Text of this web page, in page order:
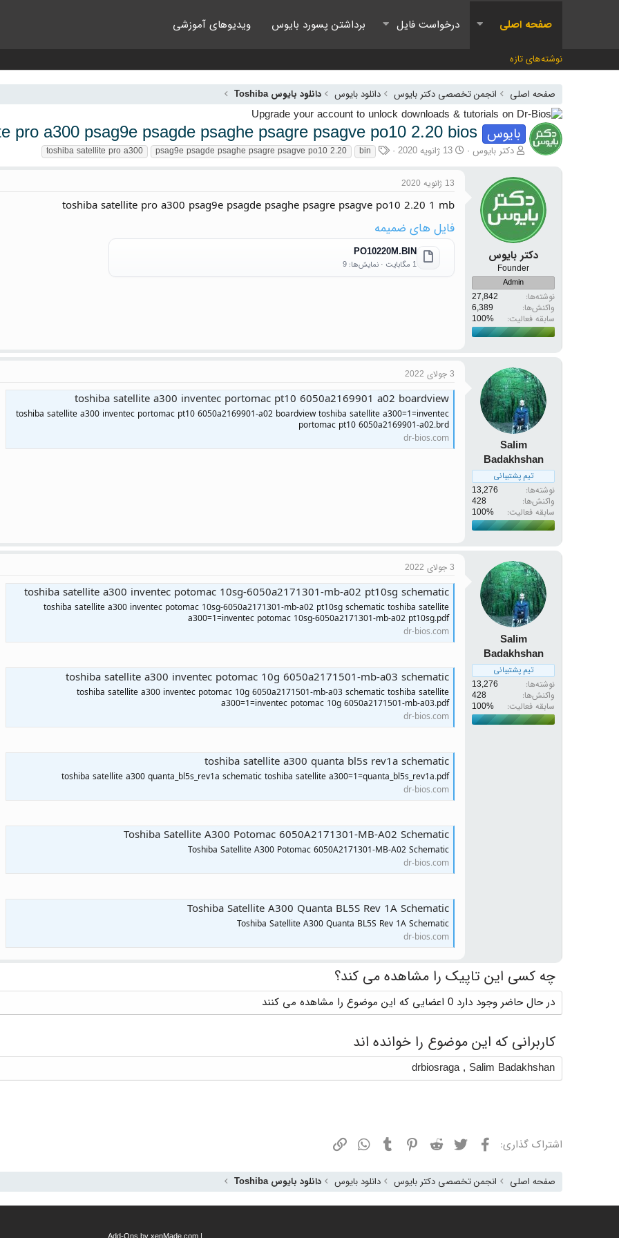
صفحه اصلی درخواست فایل برداشتن پسورد بایوس ویدیوهای آموزشی
نوشته‌های تازه
صفحه اصلی انجمن تخصصی دکتر بایوس دانلود بایوس دانلود بایوس Toshiba
بایوس pro a300 psag9e psagde psaghe psagre psagve po10 2.20 bios
آغازگر گفتمان
دکتر بایوس تاریخ شروع
13 ژانویه 2020 برچسب‌ها
bin
psag9e psagde psaghe psagre psagve po10 2.20
toshiba satellite pro a300
دکتر بایوس
Founder
Admin
نوشته‌ها
27,842
واکنش‌ها
6,389
سابقه فعالیت:
13 ژانویه 2020
toshiba satellite pro a300 psag9e psagde psaghe psagre psagve po10 2.20 1 mb
فایل های ضمیمه
PO10220M.BIN
1 مگابایت · نمایش‌ها: 9
Salim
Badakhshan
تیم پشتیبانی
نوشته‌ها
13,276
واکنش‌ها
428
سابقه فعالیت:
3 جولای 2022
toshiba satellite a300 inventec portomac pt10 6050a2169901 a02 boardview
toshiba satellite a300 inventec portomac pt10 6050a2169901-a02 boardview toshiba satellite a300=1=inventec
portomac pt10 6050a2169901-a02.brd
dr-bios.com
Salim
Badakhshan
تیم پشتیبانی
نوشته‌ها
13,276
واکنش‌ها
428
سابقه فعالیت:
3 جولای 2022
toshiba satellite a300 inventec potomac 10sg-6050a2171301-mb-a02 pt10sg schematic
toshiba satellite a300 inventec potomac 10sg-6050a2171301-mb-a02 pt10sg schematic toshiba satellite
a300=1=inventec potomac 10sg-6050a2171301-mb-a02 pt10sg.pdf
dr-bios.com
toshiba satellite a300 inventec potomac 10g 6050a2171501-mb-a03 schematic
toshiba satellite a300 inventec potomac 10g 6050a2171501-mb-a03 schematic toshiba satellite
a300=1=inventec potomac 10g 6050a2171501-mb-a03.pdf
dr-bios.com
toshiba satellite a300 quanta bl5s rev1a schematic
toshiba satellite a300 quanta_bl5s_rev1a schematic toshiba satellite a300=1=quanta_bl5s_rev1a.pdf
dr-bios.com
Toshiba Satellite A300 Potomac 6050A2171301-MB-A02 Schematic
Toshiba Satellite A300 Potomac 6050A2171301-MB-A02 Schematic
dr-bios.com
Toshiba Satellite A300 Quanta BL5S Rev 1A Schematic
Toshiba Satellite A300 Quanta BL5S Rev 1A Schematic
dr-bios.com
چه کسی این تاپیک را مشاهده می کند؟
در حال حاضر وجود دارد 0 اعضایی که این موضوع را مشاهده می کنند
کاربرانی که این موضوع را خوانده اند
Salim Badakhshan
,
drbiosraga
اشتراک گذاری: فیسبوکتوییتر ردیت پینترستتامبلر واتسپ
صفحه اصلی انجمن تخصصی دکتر بایوس دانلود بایوس دانلود بایوس Toshiba